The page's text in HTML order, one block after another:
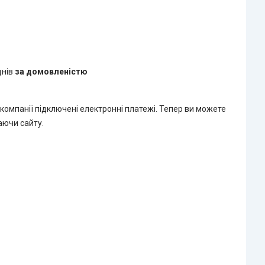
за домовленістю
підключені електронні платежі. Тепер ви можете
сайту.